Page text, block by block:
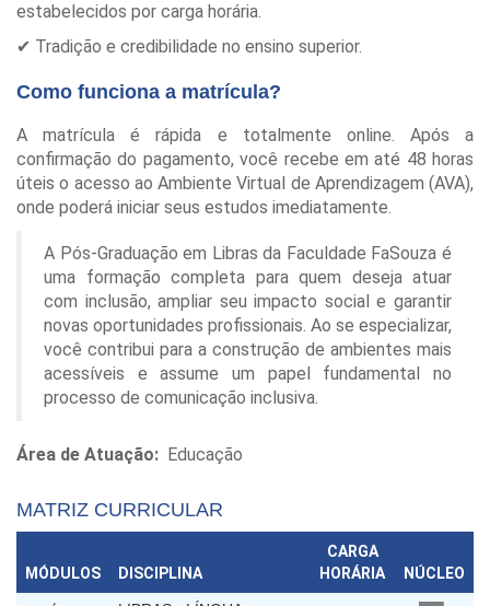
estabelecidos por carga horária.
✔ Tradição e credibilidade no ensino superior.
Como funciona a matrícula?
A matrícula é rápida e totalmente online. Após a
confirmação do pagamento, você recebe em até 48 horas
úteis o acesso ao Ambiente Virtual de Aprendizagem (AVA),
onde poderá iniciar seus estudos imediatamente.
A Pós-Graduação em Libras da Faculdade FaSouza é
uma formação completa para quem deseja atuar
com inclusão, ampliar seu impacto social e garantir
novas oportunidades profissionais. Ao se especializar,
você contribui para a construção de ambientes mais
acessíveis e assume um papel fundamental no
processo de comunicação inclusiva.
Área de Atuação: Educação
MATRIZ CURRICULAR
MÓDULOS DISCIPLINA
CARGA
HORÁRIA
NÚCLEO